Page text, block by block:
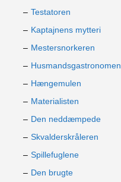
Testatoren
Kaptajnens mytteri
Mestersnorkeren
Husmandsgastronomen
Hængemulen
Materialisten
Den neddæmpede
Skvalderskråleren
Spillefuglene
Den brugte